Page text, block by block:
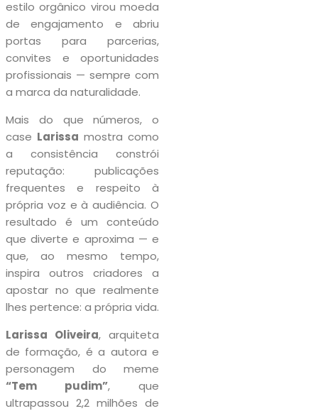
estilo orgânico virou moeda
de engajamento e abriu
portas para parcerias,
convites e oportunidades
profissionais — sempre com
a marca da naturalidade.
Mais do que números, o
case Larissa mostra como
a consistência constrói
reputação: publicações
frequentes e respeito à
própria voz e à audiência. O
resultado é um conteúdo
que diverte e aproxima — e
que, ao mesmo tempo,
inspira outros criadores a
apostar no que realmente
lhes pertence: a própria vida.
Larissa Oliveira, arquiteta
de formação, é a autora e
personagem do meme
“Tem pudim”, que
ultrapassou 2,2 milhões de